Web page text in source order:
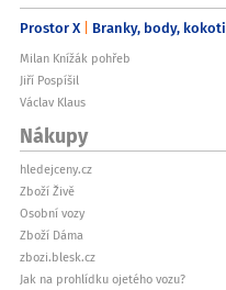
Prostor X Branky, body, kokoti
Milan Knížák pohřeb
Jiří Pospíšil
Václav Klaus
Nákupy
hledejceny.cz
Zboží Živě
Osobní vozy
Zboží Dáma
zbozi.blesk.cz
Jak na prohlídku ojetého vozu?